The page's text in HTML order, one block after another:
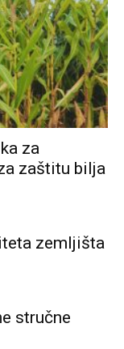
za
zaštitu bilja
zemljišta
stručne